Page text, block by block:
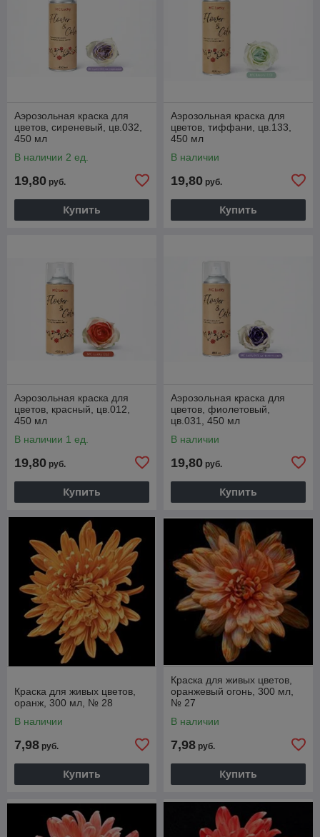
Аэрозольная краска для
цветов, cиреневый, цв.032,
450 мл
В наличии 2 ед.
19,80 руб.
Купить
Аэрозольная краска для
цветов, тиффани, цв.133,
450 мл
В наличии
19,80 руб.
Купить
Аэрозольная краска для
цветов, красный, цв.012,
450 мл
В наличии 1 ед.
19,80 руб.
Купить
Аэрозольная краска для
цветов, фиолетовый,
цв.031, 450 мл
В наличии
19,80 руб.
Купить
Краска для живых цветов,
оранж, 300 мл, № 28
В наличии
7,98 руб.
Купить
Краска для живых цветов,
оранжевый огонь, 300 мл,
№ 27
В наличии
7,98 руб.
Купить